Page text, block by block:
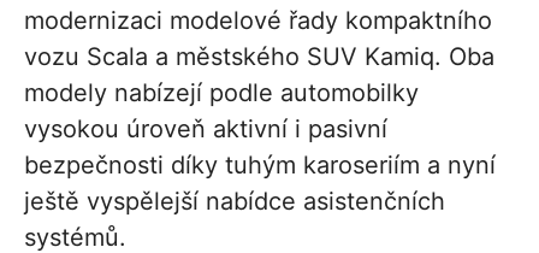
modernizaci modelové řady kompaktního
vozu Scala a městského SUV Kamiq. Oba
modely nabízejí podle automobilky
vysokou úroveň aktivní i pasivní
bezpečnosti díky tuhým karoseriím a nyní
ještě vyspělejší nabídce asistenčních
systémů.